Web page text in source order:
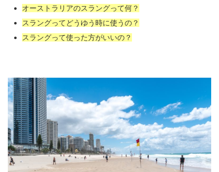
オーストラリアのスラングって何？
スラングってどうゆう時に使うの？
スラングって使った方がいいの？